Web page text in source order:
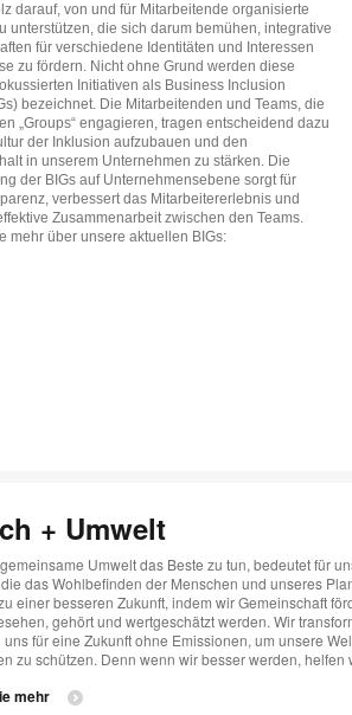
darauf, von und für Mitarbeitende organisierte
unterstützen, die sich darum bemühen, integrative
für verschiedene Identitäten und Interessen
zu fördern. Nicht ohne Grund werden diese
Initiativen als Business Inclusion
bezeichnet. Die Mitarbeitenden und Teams, die
„Groups“ engagieren, tragen entscheidend dazu
der Inklusion aufzubauen und den
in unserem Unternehmen zu stärken. Die
der BIGs auf Unternehmensebene sorgt für
verbessert das Mitarbeitererlebnis und
Zusammenarbeit zwischen den Teams.
mehr über unsere aktuellen BIGs:
+ Umwelt​
Umwelt das Beste zu tun, bedeutet für
das Wohlbefinden der Menschen und unseres
einer besseren Zukunft, indem wir Gemeinschaft
gehört und wertgeschätzt werden. Wir
für eine Zukunft ohne Emissionen, um unsere
zu schützen. Denn wenn wir besser werden, helfen
mehr